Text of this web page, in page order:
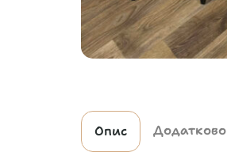
Опис Додатково